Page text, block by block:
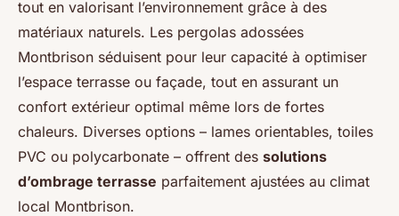
tout en valorisant l’environnement grâce à des
matériaux naturels. Les pergolas adossées
Montbrison séduisent pour leur capacité à optimiser
l’espace terrasse ou façade, tout en assurant un
confort extérieur optimal même lors de fortes
chaleurs. Diverses options – lames orientables, toiles
PVC ou polycarbonate – offrent des solutions
d’ombrage terrasse parfaitement ajustées au climat
local Montbrison.